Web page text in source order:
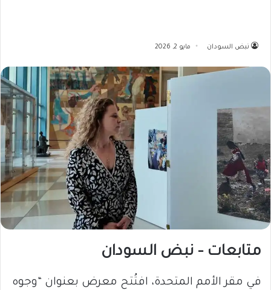
نبض السودان مايو 2, 2026
متابعات – نبض السودان
في مقر الأمم المتحدة، افتُتح معرض بعنوان “وجوه